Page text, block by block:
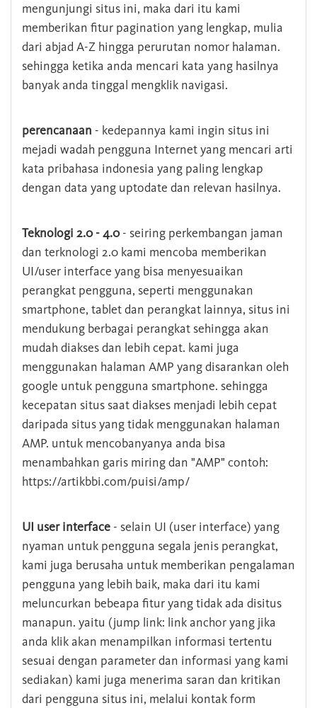
mengunjungi situs ini, maka dari itu kami
memberikan fitur pagination yang lengkap, mulia
dari abjad A-Z hingga perurutan nomor halaman.
sehingga ketika anda mencari kata yang hasilnya
banyak anda tinggal mengklik navigasi.
perencanaan - kedepannya kami ingin situs ini
mejadi wadah pengguna Internet yang mencari arti
kata pribahasa indonesia yang paling lengkap
dengan data yang uptodate dan relevan hasilnya.
Teknologi 2.0 - 4.0- seiring perkembangan jaman
dan terknologi 2.0 kami mencoba memberikan
UI/user interface yang bisa menyesuaikan
perangkat pengguna, seperti menggunakan
smartphone, tablet dan perangkat lainnya, situs ini
mendukung berbagai perangkat sehingga akan
mudah diakses dan lebih cepat. kami juga
menggunakan halaman AMP yang disarankan oleh
google untuk pengguna smartphone. sehingga
kecepatan situs saat diakses menjadi lebih cepat
daripada situs yang tidak menggunakan halaman
AMP. untuk mencobanyanya anda bisa
menambahkan garis miring dan "AMP" contoh:
https://artikbbi.com/puisi/amp/
UI user interface - selain UI (user interface) yang
nyaman untuk pengguna segala jenis perangkat,
kami juga berusaha untuk memberikan pengalaman
pengguna yang lebih baik, maka dari itu kami
meluncurkan bebeapa fitur yang tidak ada disitus
manapun. yaitu (jump link: link anchor yang jika
anda klik akan menampilkan informasi tertentu
sesuai dengan parameter dan informasi yang kami
sediakan) kami juga menerima saran dan kritikan
dari pengguna situs ini, melalui kontak form